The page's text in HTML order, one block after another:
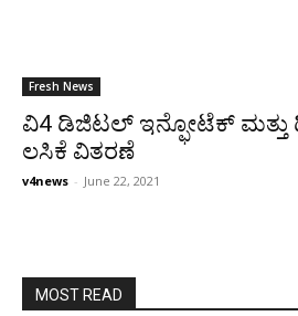
Fresh News
ವಿ4 ಡಿಜಿಟಲ್ ಇನ್ಫೋಟೆಕ್ ಮತ್ತು
ಲಸಿಕೆ ವಿತರಣೆ
v4news - June 22, 2021
MOST READ